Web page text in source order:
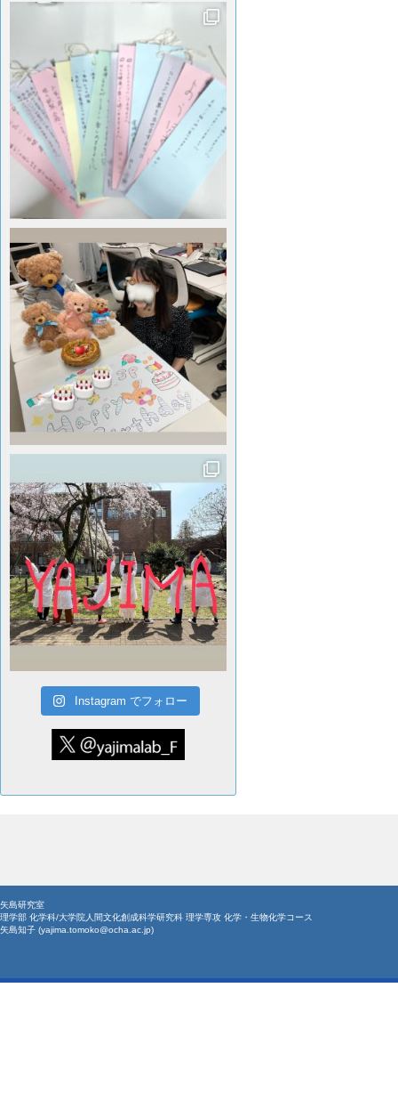
Instagram でフォロー
矢島研究室
理学部 化学科/大学院人間文化創成科学研究科 理学専攻 化学・生物化学コース
矢島知子 (yajima.tomoko@ocha.ac.jp)